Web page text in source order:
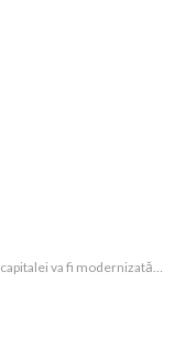
licitația a fost lansată